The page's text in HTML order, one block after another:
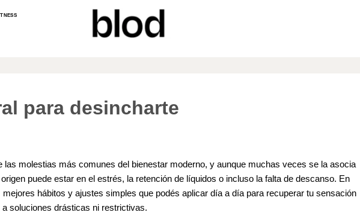
para desincharte
las molestias más comunes del bienestar moderno, y aunque muchas veces se la asocia
puede estar en el estrés, la retención de líquidos o incluso la falta de descanso. En
hábitos y ajustes simples que podés aplicar día a día para recuperar tu sensación
soluciones drásticas ni restrictivas.